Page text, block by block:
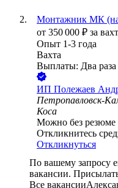
Монтажник МК
от 350 000 ₽ за
Опыт 1-3 года
Вахта
Выплаты: Два раза
ИП Полежаев
Петропавловск-
Коса
Можно без резюме
Откликнитесь
Откликнуться
По вашему запросу
вакансии.
Все вакансии